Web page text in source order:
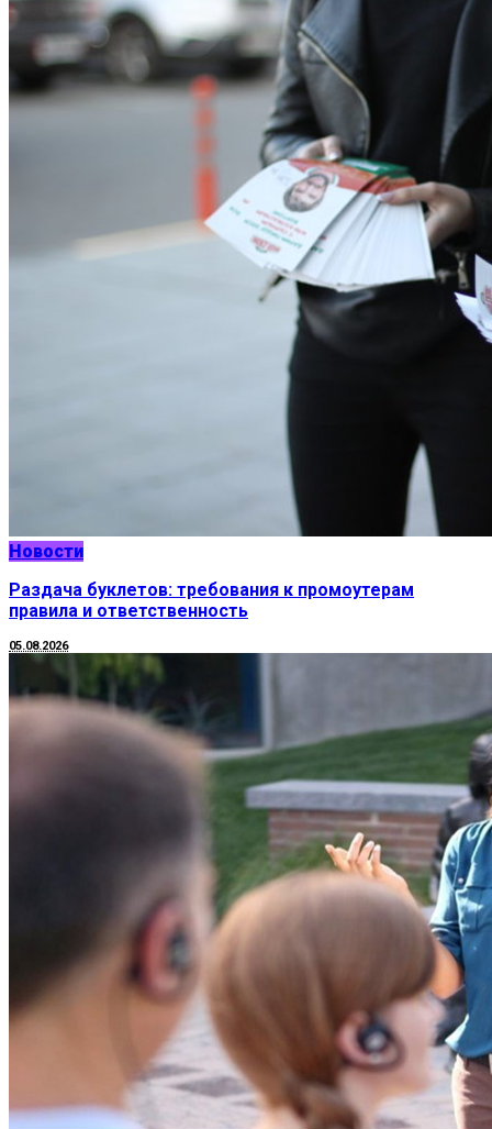
Новости
Раздача буклетов: требования к промоутерам
правила и ответственность
05.08.2026